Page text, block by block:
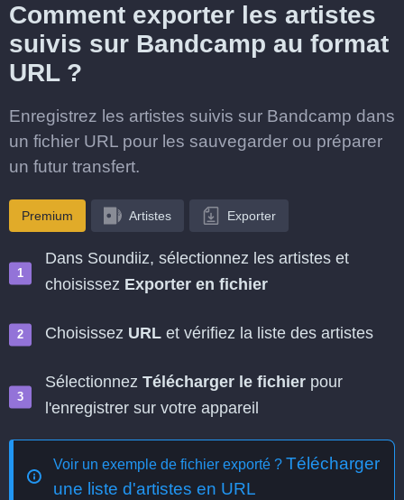
Comment exporter les artistes
suivis sur Bandcamp au format
URL ?
Enregistrez les artistes suivis sur Bandcamp dans
un fichier URL pour les sauvegarder ou préparer
un futur transfert.
Premium Artistes Exporter
Dans Soundiiz, sélectionnez les artistes et
choisissez Exporter en fichier
Choisissez URL et vérifiez la liste des artistes
Sélectionnez Télécharger le fichier pour
l'enregistrer sur votre appareil
Voir un exemple de fichier exporté ? Télécharger
une liste d'artistes en URL